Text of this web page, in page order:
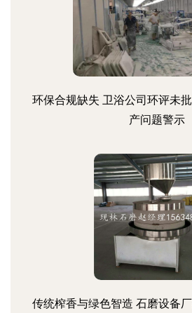
环保合规缺失 卫浴公司环评未
产问题警示
传统榨香与绿色智造 石磨设备